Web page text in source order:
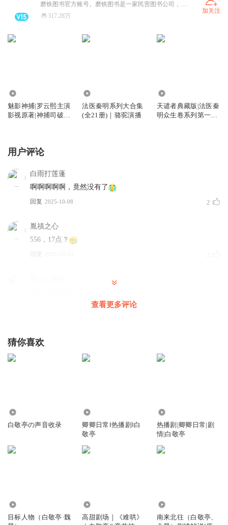
磨铁图书官方账号。磨铁图书是一家民营图书公司，年出品600余种图书，产品线超过11条。你不认识我，但你一定认识磨铁出的书，像《明朝那些事儿》、《盗墓笔记》、阿狸系列、桂宝系列、朱德庸漫画系列…李敖的文集、季羡林唯一自选集、王小波、周国平、余秋雨……
317.28万
加关注
魅影神捕|罗云熙主演
影视原著|神捕司破解
法医秦明系列大合集
(全21册)｜骆驼演播
天谴者典藏版|法医秦
明众生卷系列第一季|
用户评论
白雨打莲蓬
啊啊啊啊啊，竟然没有了
回复 2025-10-08 2
胤禛之心
556，17点？
回复
怎么不更新了
回复 2025-10-05 0
查看更多评论
猜你喜欢
白敬亭の声音收录
卿卿日常‖热播剧‖白
敬亭
热播剧|卿卿日常|剧
情|白敬亭
目标人物（白敬亭·魏
高甜剧场｜《难哄》
南来北往（白敬亭、